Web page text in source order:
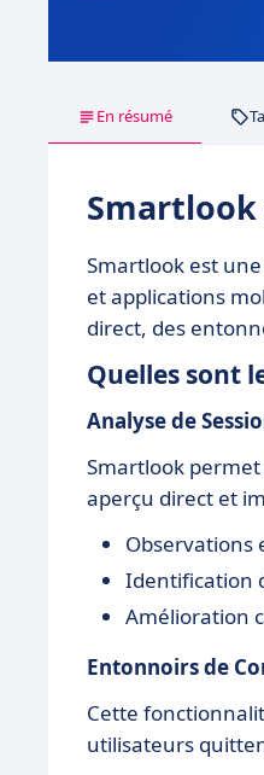
En résumé
Smartlook
Smartlook est
et applications
direct, des
Quelles sont
Analyse de
Smartlook
aperçu direct et
Observations
Identification
Amélioration
Entonnoirs de
Cette
utilisateurs